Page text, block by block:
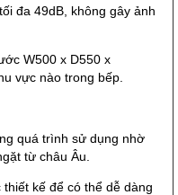
đa 49dB, không gây ảnh
W500 x D550 x
vực nào trong bếp.
quá trình sử dụng nhờ
từ châu Âu.
kế để có thể dễ dàng